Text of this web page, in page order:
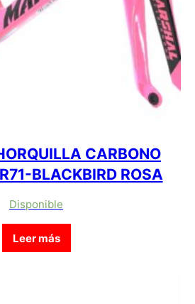
CARBONO
BLACKBIRD ROSA
Disponible
Leer más